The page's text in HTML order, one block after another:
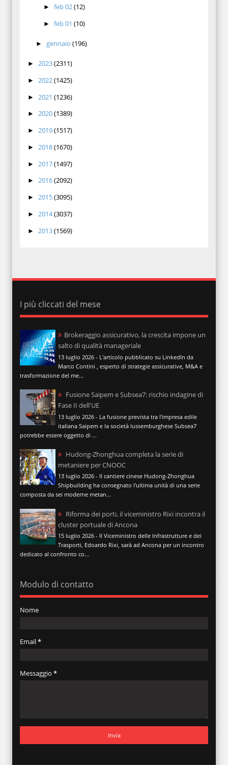
►feb 02(12)
►feb 01(10)
► gennaio (196)
► 2023(2311)
► 2022(1425)
► 2021 (1236)
► 2020(1389)
► 2019(1517)
► 2018(1670)
► 2017(1497)
► 2016(2092)
► 2015(3095)
► 2014(3037)
► 2013(1569)
I più cliccati del mese
Brokeraggio assicurativo, la crescita impone un
salto di qualità manageriale
13 luglio 2026 - L'articolo pubblicato su LinkedIn da
Marco Contini , esperto di strategie assicurative, M&A e
trasformazione del me...
Fusione Saipem e Subsea7: rischio indagine di
Fase II dell'UE
13 luglio 2026 - La fusione prevista tra l'impresa edile
italiana Saipem e la società lussemburghese Subsea7
potrebbe essere oggetto di ...
Hudong-Zhonghua completa la serie di
metaniere per CNOOC
13 luglio 2026 - Il cantiere cinese Hudong-Zhonghua
Shipbuilding ha consegnato l'ultima unità di una serie
composta da sei moderne metan...
Riforma dei porti, il viceministro Rixi incontra il
cluster portuale di Ancona
15 luglio 2026 - Il Viceministro delle Infrastrutture e dei
Trasporti, Edoardo Rixi, sarà ad Ancona per un incontro
dedicato al confronto co...
Modulo di contatto
Nome
Email*
Messaggio *